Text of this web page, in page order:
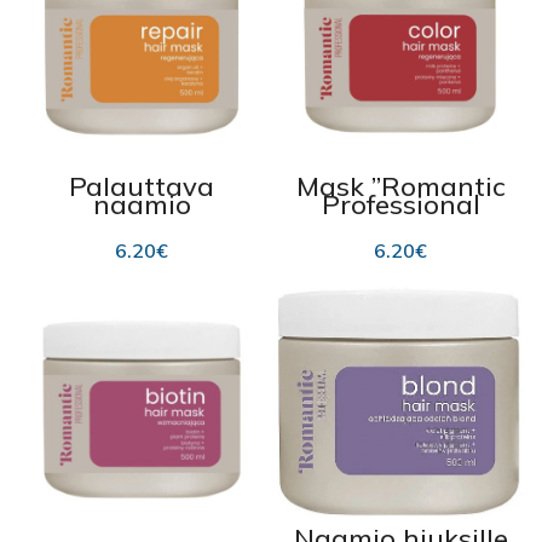
Palauttava
naamio
”Romantic
Professional
REPAIR”
6.20€
Mask ”Romantic
Professional
COLOR”
värjätyille ja
haalistuneille
6.20€